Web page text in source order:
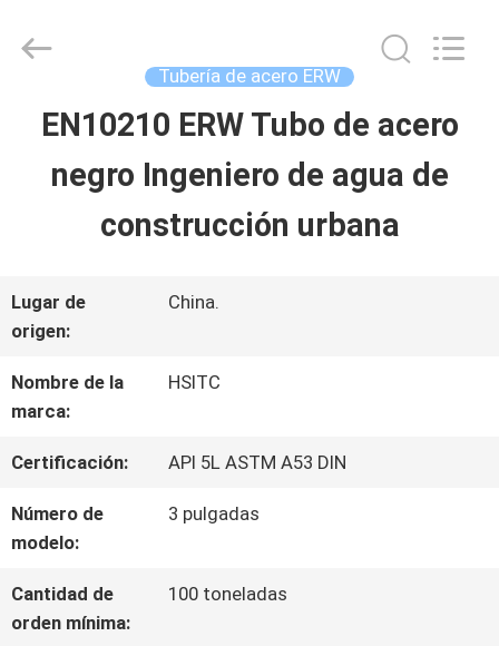
CASA.
SOBRE
NOSOTROS
RECORRIDO
POR
FÁBRICA
International
Tubería de acero ERW
EN10210 ERW Tubo de acero
negro Ingeniero de agua de
construcción urbana
Lugar de
origen:
China.
Nombre de la
marca:
HSITC
Certificación: API 5L ASTM A53 DIN
Número de
modelo:
3 pulgadas
Cantidad de
orden mínima:
100 toneladas